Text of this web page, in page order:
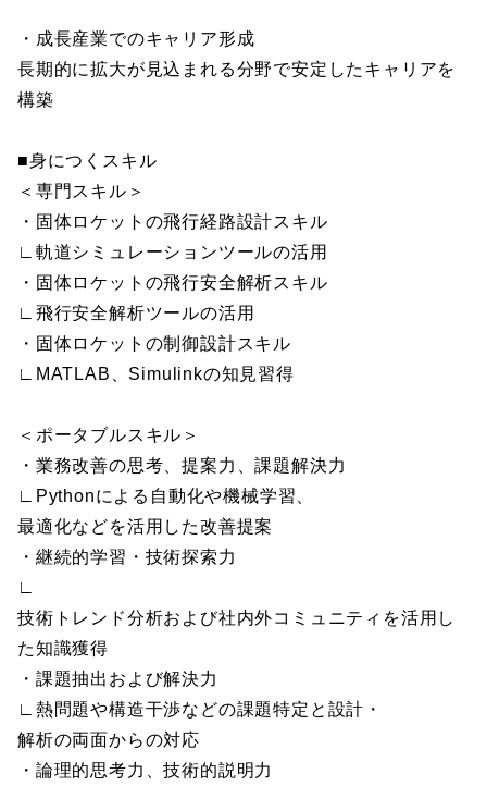
・成長産業でのキャリア形成
長期的に拡大が見込まれる分野で安定したキャリアを
構築
■身につくスキル
＜専門スキル＞
・固体ロケットの飛行経路設計スキル
∟軌道シミュレーションツールの活用
・固体ロケットの飛行安全解析スキル
∟飛行安全解析ツールの活用
・固体ロケットの制御設計スキル
∟MATLAB、Simulinkの知見習得
＜ポータブルスキル＞
・業務改善の思考、提案力、課題解決力
∟Pythonによる自動化や機械学習、
最適化などを活用した改善提案
・継続的学習・技術探索力
∟
技術トレンド分析および社内外コミュニティを活用し
た知識獲得
・課題抽出および解決力
∟熱問題や構造干渉などの課題特定と設計・
解析の両面からの対応
・論理的思考力、技術的説明力